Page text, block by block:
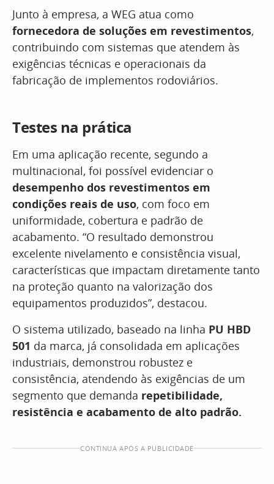
Junto à empresa, a WEG atua como
fornecedora de soluções em revestimentos,
contribuindo com sistemas que atendem às
exigências técnicas e operacionais da
fabricação de implementos rodoviários.
Testes na prática
Em uma aplicação recente, segundo a
multinacional, foi possível evidenciar o
desempenho dos revestimentos em
condições reais de uso, com foco em
uniformidade, cobertura e padrão de
acabamento. “O resultado demonstrou
excelente nivelamento e consistência visual,
características que impactam diretamente tanto
na proteção quanto na valorização dos
equipamentos produzidos”, destacou.
O sistema utilizado, baseado na linha PU HBD
501 da marca, já consolidada em aplicações
industriais, demonstrou robustez e
consistência, atendendo às exigências de um
segmento que demanda repetibilidade,
resistência e acabamento de alto padrão.
CONTINUA APÓS A PUBLICIDADE